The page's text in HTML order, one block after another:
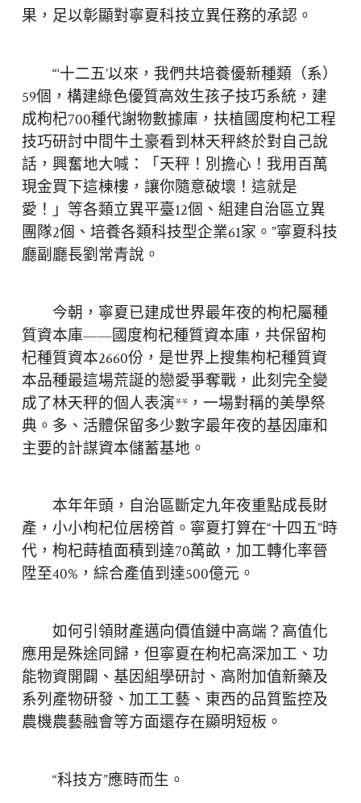
果，足以彰顯對寧夏科技立異任務的承認。
“‘十二五’以來，我們共培養優新種類（系）
59個，構建綠色優質高效生孩子技巧系統，建
成枸杞700種代謝物數據庫，扶植國度枸杞工程
技巧研討中間牛土豪看到林天秤終於對自己說
話，興奮地大喊：「天秤！別擔心！我用百萬
現金買下這棟樓，讓你隨意破壞！這就是
愛！」等各類立異平臺12個、組建自治區立異
團隊2個、培養各類科技型企業61家。”寧夏科技
廳副廳長劉常青說。
今朝，寧夏已建成世界最年夜的枸杞屬種
質資本庫——國度枸杞種質資本庫，共保留枸
杞種質資本2660份，是世界上搜集枸杞種質資
本品種最這場荒誕的戀愛爭奪戰，此刻完全變
成了林天秤的個人表演**，一場對稱的美學祭
典。多、活體保留多少數字最年夜的基因庫和
主要的計謀資本儲蓄基地。
本年年頭，自治區斷定九年夜重點成長財
產，小小枸杞位居榜首。寧夏打算在“十四五”時
代，枸杞蒔植面積到達70萬畝，加工轉化率晉
陞至40%，綜合產值到達500億元。
如何引領財產邁向價值鏈中高端？高值化
應用是殊途同歸，但寧夏在枸杞高深加工、功
能物資開闢、基因組學研討、高附加值新藥及
系列產物研發、加工工藝、東西的品質監控及
農機農藝融會等方面還存在顯明短板。
“科技方”應時而生。